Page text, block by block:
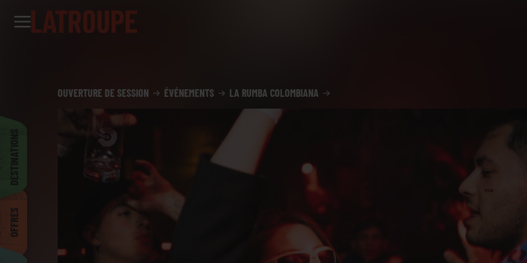
DESTINATIONS
OFFRES
City stories
Événements
Groupes
Bruxelles
Dublin
Bilbao
OUVERTURE DE SESSION ÉVÉNEMENTS LA RUMBA COLOMBIANA